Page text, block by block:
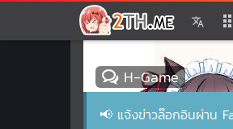
H-Game
📢 แจ้งข่าวล๊อกอินผ่าน